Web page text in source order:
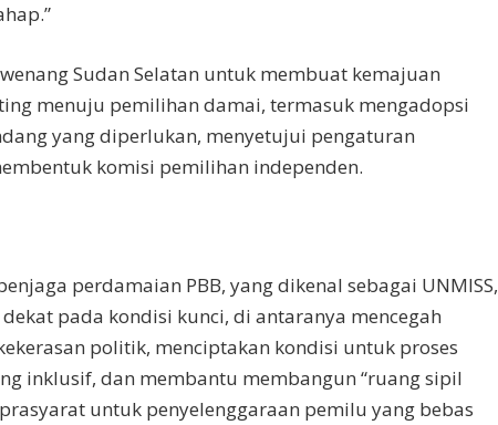
Sudan Selatan untuk membuat kemajuan
menuju pemilihan damai, termasuk mengadopsi
yang diperlukan, menyetujui pengaturan
komisi pemilihan independen.
perdamaian PBB, yang dikenal sebagai UNMISS,
pada kondisi kunci, di antaranya mencegah
politik, menciptakan kondisi untuk proses
inklusif, dan membantu membangun “ruang sipil
untuk penyelenggaraan pemilu yang bebas